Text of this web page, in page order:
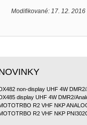
Modifikované: 17. 12. 2016
R2 VHF NKP
R2 VHF NKP